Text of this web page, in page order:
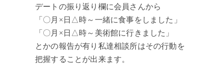
デートの振り返り欄に会員さんから
「〇月×日△時～一緒に食事をしました」
「〇月×日△時～美術館に行きました」
とかの報告が有り私達相談所はその行動を
把握することが出来ます。